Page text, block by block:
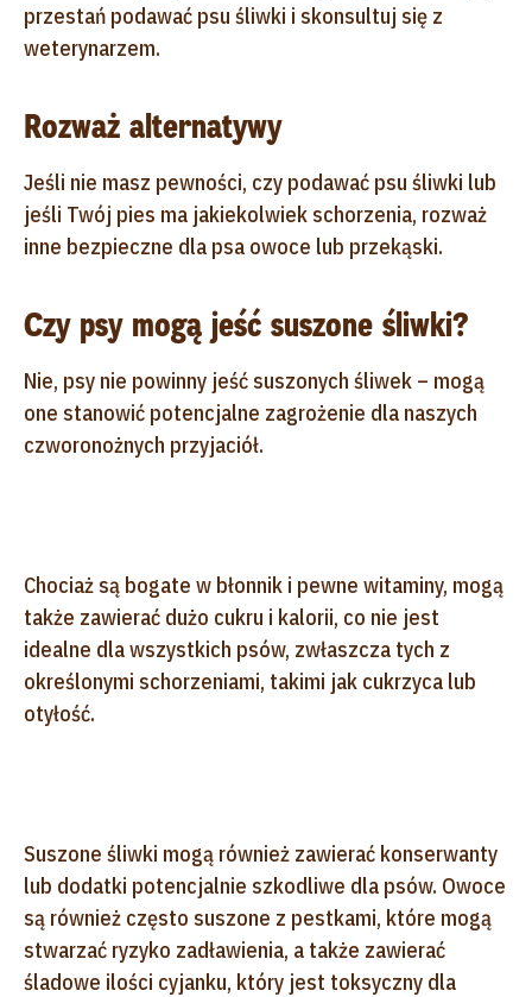
przestań podawać psu śliwki i skonsultuj się z
weterynarzem.
Rozważ alternatywy
Jeśli nie masz pewności, czy podawać psu śliwki lub
jeśli Twój pies ma jakiekolwiek schorzenia, rozważ
inne bezpieczne dla psa owoce lub przekąski.
Czy psy mogą jeść suszone śliwki?
Nie, psy nie powinny jeść suszonych śliwek – mogą
one stanowić potencjalne zagrożenie dla naszych
czworonożnych przyjaciół.
Chociaż są bogate w błonnik i pewne witaminy, mogą
także zawierać dużo cukru i kalorii, co nie jest
idealne dla wszystkich psów, zwłaszcza tych z
określonymi schorzeniami, takimi jak cukrzyca lub
otyłość.
Suszone śliwki mogą również zawierać konserwanty
lub dodatki potencjalnie szkodliwe dla psów. Owoce
są również często suszone z pestkami, które mogą
stwarzać ryzyko zadławienia, a także zawierać
śladowe ilości cyjanku, który jest toksyczny dla